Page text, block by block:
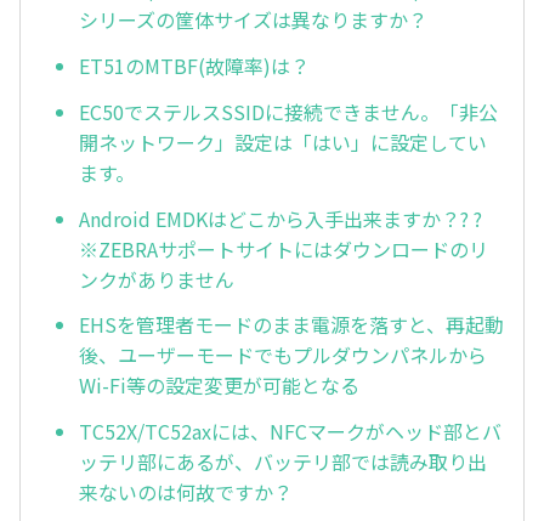
シリーズの筐体サイズは異なりますか？
ET51のMTBF(故障率)は？
EC50でステルスSSIDに接続できません。「非公
開ネットワーク」設定は「はい」に設定してい
ます。
Android EMDKはどこから入手出来ますか？? ?
※ZEBRAサポートサイトにはダウンロードのリ
ンクがありません
EHSを管理者モードのまま電源を落すと、再起動
後、ユーザーモードでもプルダウンパネルから
Wi-Fi等の設定変更が可能となる
TC52X/TC52axには、NFCマークがヘッド部とバ
ッテリ部にあるが、バッテリ部では読み取り出
来ないのは何故ですか？